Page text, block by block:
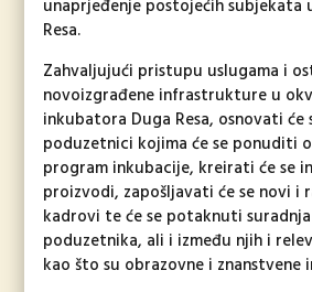
unaprjeđenje postojećih subjekata
Resa.
Zahvaljujući pristupu uslugama i
novoizgrađene infrastrukture u
inkubatora Duga Resa, osnovati će
poduzetnici kojima će se ponuditi
program inkubacije, kreirati će se
proizvodi, zapošljavati će se novi i
kadrovi te će se potaknuti
poduzetnika, ali i između njih i
kao što su obrazovne i znanstvene